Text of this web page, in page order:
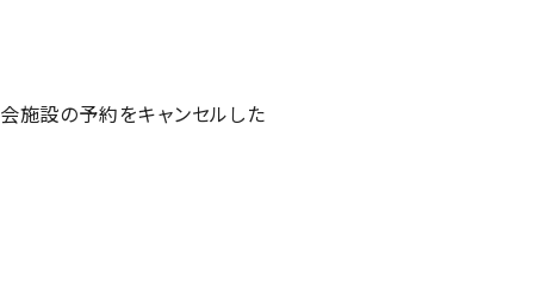
施設の予約をキャンセルした